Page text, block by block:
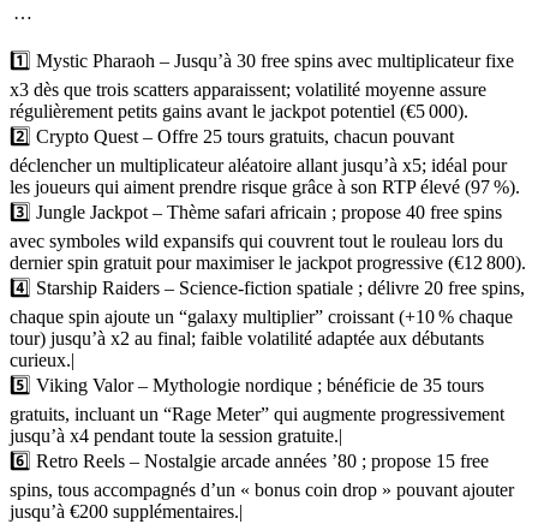
…
1️⃣ Mystic Pharaoh – Jusqu’à 30 free spins avec multiplicateur fixe
x3 dès que trois scatters apparaissent; volatilité moyenne assure
régulièrement petits gains avant le jackpot potentiel (€5 000).
2️⃣ Crypto Quest – Offre 25 tours gratuits, chacun pouvant
déclencher un multiplicateur aléatoire allant jusqu’à x5; idéal pour
les joueurs qui aiment prendre risque grâce à son RTP élevé (97 %).
3️⃣ Jungle Jackpot – Thème safari africain ; propose 40 free spins
avec symboles wild expansifs qui couvrent tout le rouleau lors du
dernier spin gratuit pour maximiser le jackpot progressive (€12 800).
4️⃣ Starship Raiders – Science‑fiction spatiale ; délivre 20 free spins,
chaque spin ajoute un “galaxy multiplier” croissant (+10 % chaque
tour) jusqu’à x2 au final; faible volatilité adaptée aux débutants
curieux.|
5️⃣ Viking Valor – Mythologie nordique ; bénéficie de 35 tours
gratuits, incluant un “Rage Meter” qui augmente progressivement
jusqu’à x4 pendant toute la session gratuite.|
6️⃣ Retro Reels – Nostalgie arcade années ’80 ; propose 15 free
spins, tous accompagnés d’un « bonus coin drop » pouvant ajouter
jusqu’à €200 supplémentaires.|